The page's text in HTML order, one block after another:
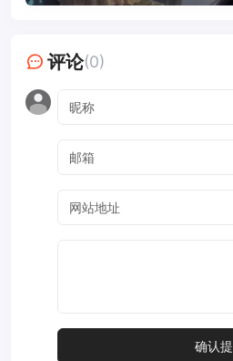
评论(0)